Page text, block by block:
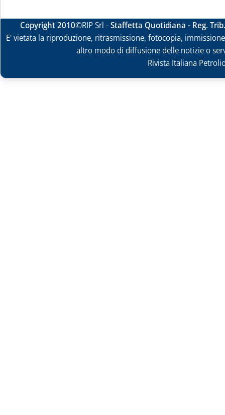
Copyright 2010©RIP Srl -Staffetta Quotidiana - Reg.
E' vietata la riproduzione, ritrasmissione, fotocopia,
altro modo di diffusione delle notizie o
Rivista Italiana